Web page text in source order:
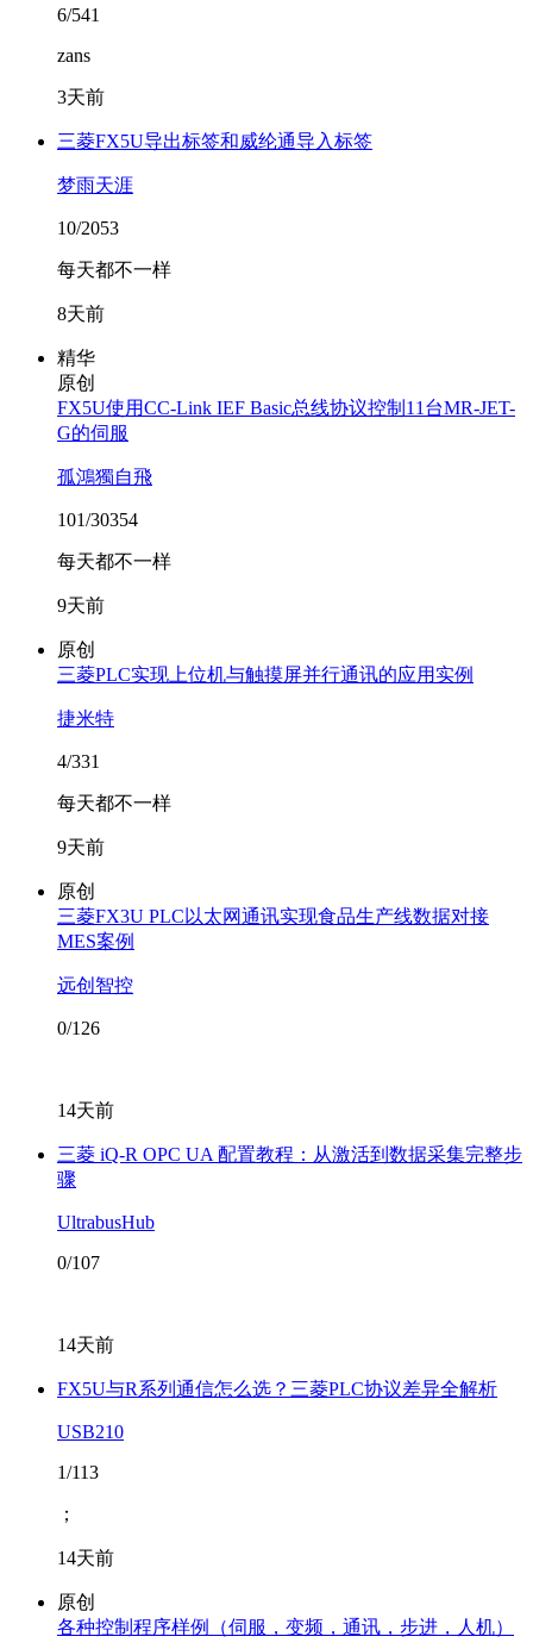
6/541
zans
3天前
三菱FX5U导出标签和威纶通导入标签
梦雨天涯
10/2053
每天都不一样
8天前
精华
原创
FX5U使用CC-Link IEF Basic总线协议控制11台MR-JET-
G的伺服
孤鴻獨自飛
101/30354
每天都不一样
9天前
原创
三菱PLC实现上位机与触摸屏并行通讯的应用实例
捷米特
4/331
每天都不一样
9天前
原创
三菱FX3U PLC以太网通讯实现食品生产线数据对接
MES案例
远创智控
0/126
14天前
三菱 iQ-R OPC UA 配置教程：从激活到数据采集完整步
骤
UltrabusHub
0/107
14天前
FX5U与R系列通信怎么选？三菱PLC协议差异全解析
USB210
1/113
；
14天前
原创
各种控制程序样例（伺服，变频，通讯，步进，人机）